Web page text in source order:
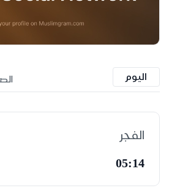
اليوم
الفجر
05:14